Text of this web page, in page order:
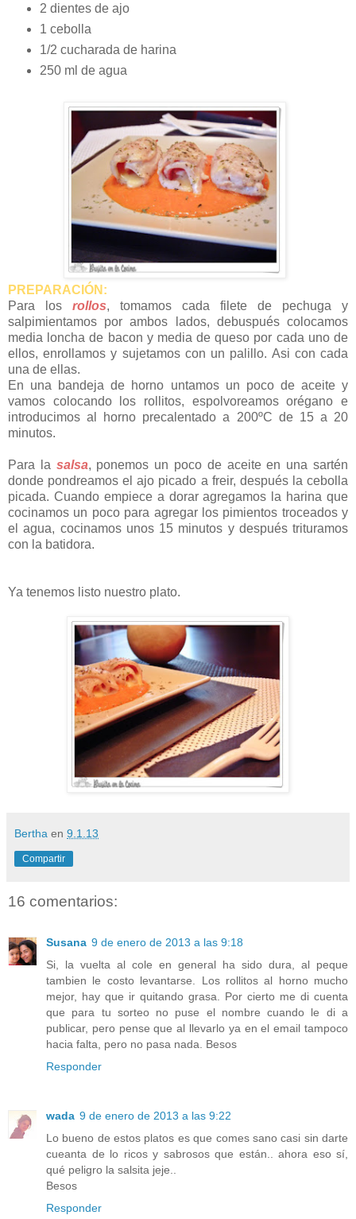
2 dientes de ajo
1 cebolla
1/2 cucharada de harina
250 ml de agua
PREPARACIÓN:
Para los rollos, tomamos cada filete de pechuga y
salpimientamos por ambos lados, debuspués colocamos
media loncha de bacon y media de queso por cada uno de
ellos, enrollamos y sujetamos con un palillo. Asi con cada
una de ellas.
En una bandeja de horno untamos un poco de aceite y
vamos colocando los rollitos, espolvoreamos orégano e
introducimos al horno precalentado a 200ºC de 15 a 20
minutos.
Para la salsa, ponemos un poco de aceite en una sartén
donde pondreamos el ajo picado a freir, después la cebolla
picada. Cuando empiece a dorar agregamos la harina que
cocinamos un poco para agregar los pimientos troceados y
el agua, cocinamos unos 15 minutos y después trituramos
con la batidora.
Ya tenemos listo nuestro plato.
Bertha en 9.1.13
Compartir
16 comentarios:
Susana 9 de enero de 2013 a las 9:18
Si, la vuelta al cole en general ha sido dura, al peque
tambien le costo levantarse. Los rollitos al horno mucho
mejor, hay que ir quitando grasa. Por cierto me di cuenta
que para tu sorteo no puse el nombre cuando le di a
publicar, pero pense que al llevarlo ya en el email tampoco
hacia falta, pero no pasa nada. Besos
Responder
wada 9 de enero de 2013 a las 9:22
Lo bueno de estos platos es que comes sano casi sin darte
cueanta de lo ricos y sabrosos que están.. ahora eso sí,
qué peligro la salsita jeje..
Besos
Responder